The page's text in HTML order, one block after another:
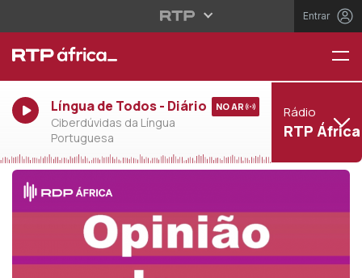
Entrar
Língua de Todos - Diário
Ciberdúvidas da Língua
Portuguesa
NO AR Rádio
RTP África